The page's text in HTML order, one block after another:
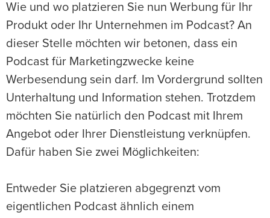
Wie und wo platzieren Sie nun Werbung für Ihr
Produkt oder Ihr Unternehmen im Podcast? An
dieser Stelle möchten wir betonen, dass ein
Podcast für Marketingzwecke keine
Werbesendung sein darf. Im Vordergrund sollten
Unterhaltung und Information stehen. Trotzdem
möchten Sie natürlich den Podcast mit Ihrem
Angebot oder Ihrer Dienstleistung verknüpfen.
Dafür haben Sie zwei Möglichkeiten:
Entweder Sie platzieren abgegrenzt vom
eigentlichen Podcast ähnlich einem